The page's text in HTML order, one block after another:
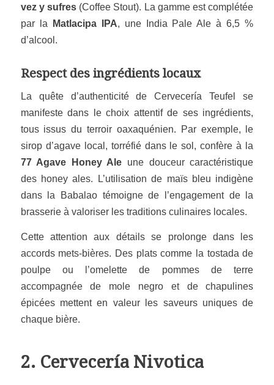
vez y sufres (Coffee Stout). La gamme est complétée
par la Matlacipa IPA , une India Pale Ale à 6,5 %
d’alcool.
Respect des ingrédients locaux
La quête d’authenticité de Cervecería Teufel se
manifeste dans le choix attentif de ses ingrédients,
tous issus du terroir oaxaquénien. Par exemple, le
sirop d’agave local, torréfié dans le sol, confère à la
77 Agave Honey Ale une douceur caractéristique
des honey ales. L’utilisation de maïs bleu indigène
dans la Babalao témoigne de l’engagement de la
brasserie à valoriser les traditions culinaires locales.
Cette attention aux détails se prolonge dans les
accords mets-bières. Des plats comme la tostada de
poulpe ou l’omelette de pommes de terre
accompagnée de mole negro et de chapulines
épicées mettent en valeur les saveurs uniques de
chaque bière.
2. Cervecería Nivotica